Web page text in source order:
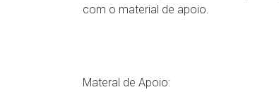
com o material de apoio.
Materal de Apoio: